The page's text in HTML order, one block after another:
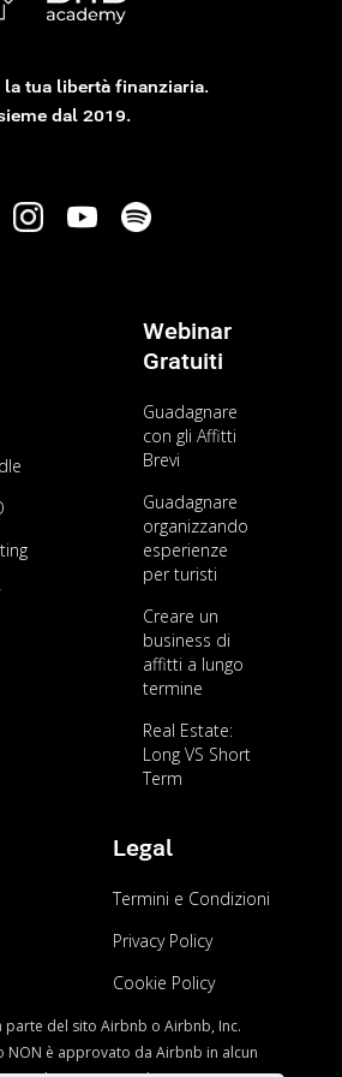
Academy.
agli affitti brevi: tutto quello
truffe su AirBnb?
e guadagnare con AirBnb
Mai così facile!
tua libertà finanziaria.
dal 2019.
Webinar
Gratuiti
Guadagnare
con gli Affitti
Brevi
Guadagnare
organizzando
esperienze
per turisti
Creare un
business di
affitti a lungo
termine
Real Estate:
Long VS Short
Term
Legal
Termini e Condizioni
Privacy Policy
Cookie Policy
parte del sito Airbnb o Airbnb, Inc.
NON è approvato da Airbnb in alcun